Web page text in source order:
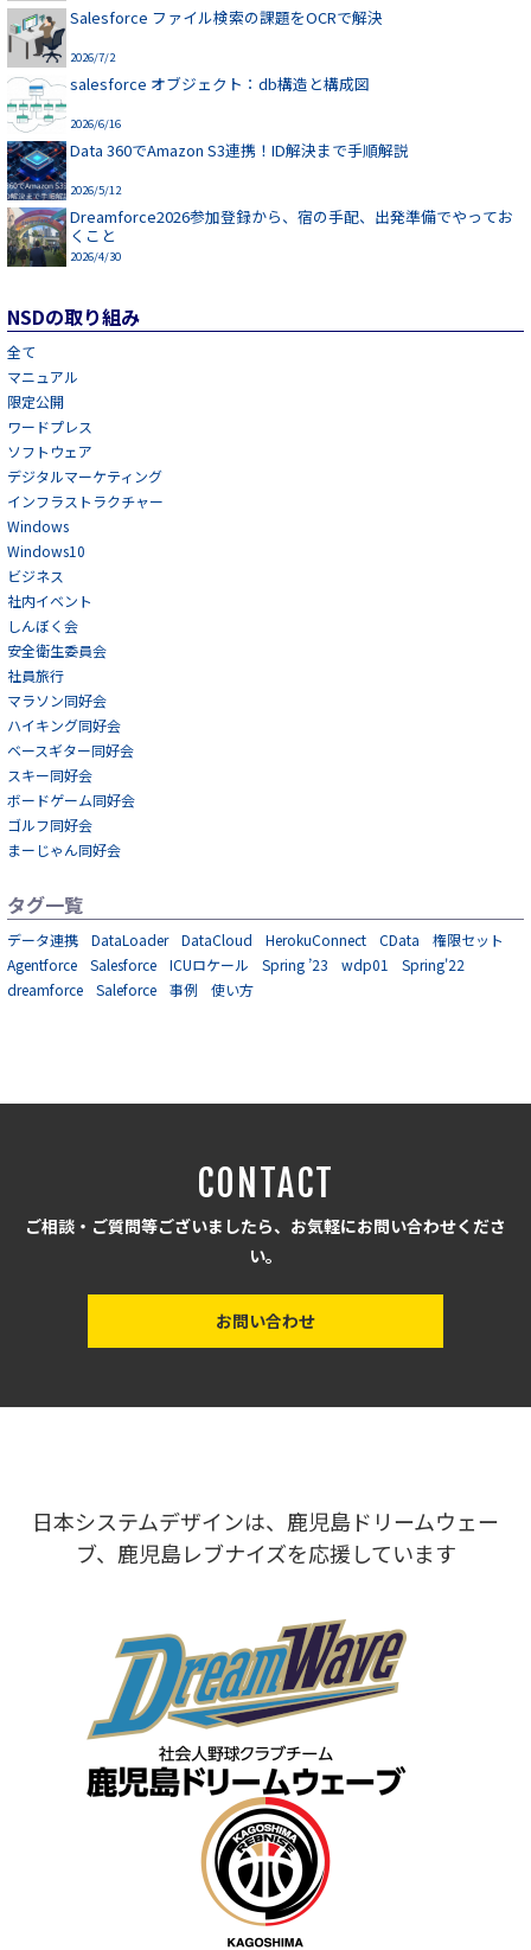
Salesforce ファイル検索の課題をOCRで解決
2026/7/2
salesforce オブジェクト：db構造と構成図
2026/6/16
Data 360でAmazon S3連携！ID解決まで手順解説
2026/5/12
Dreamforce2026参加登録から、宿の手配、出発準備でやってお
くこと
2026/4/30
NSDの取り組み
全て
マニュアル
限定公開
ワードプレス
ソフトウェア
デジタルマーケティング
インフラストラクチャー
Windows
Windows10
ビジネス
社内イベント
しんぼく会
安全衛生委員会
社員旅行
マラソン同好会
ハイキング同好会
ベースギター同好会
スキー同好会
ボードゲーム同好会
ゴルフ同好会
まーじゃん同好会
タグ一覧
データ連携 DataLoader DataCloud HerokuConnect CData
権限セット
Agentforce
Salesforce ICUロケール Spring ’23 wdp01
Spring'22
dreamforce
Saleforce 事例 使い方
CONTACT
ご相談・ご質問等ございましたら、お気軽にお問い合わせくださ
い。
お問い合わせ
日本システムデザインは、鹿児島ドリームウェー
ブ、鹿児島レブナイズを応援しています